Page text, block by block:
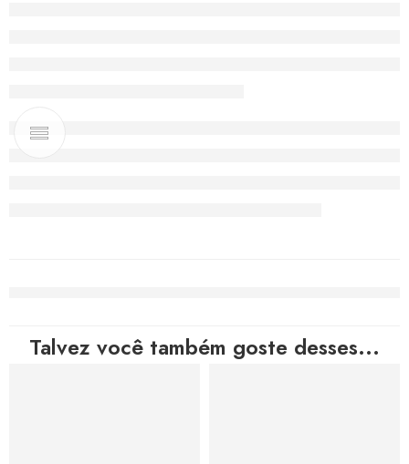
Talvez você também goste desses...